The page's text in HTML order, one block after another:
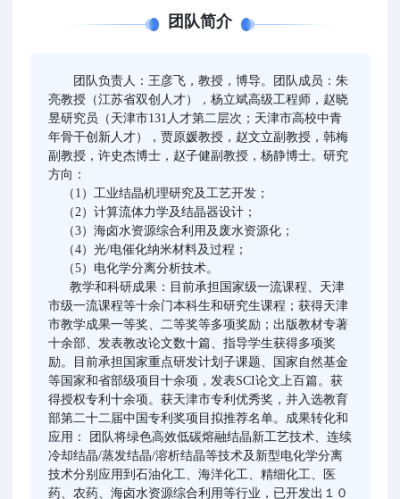
团队简介
团队负责人：王彦飞，教授，博导。团队成员：朱
亮教授（江苏省双创人才），杨立斌高级工程师，赵晓
昱研究员（天津市131人才第二层次；天津市高校中青
年骨干创新人才），贾原媛教授，赵文立副教授，韩梅
副教授，许史杰博士，赵子健副教授，杨静博士。研究
方向：
（1）工业结晶机理研究及工艺开发；
（2）计算流体力学及结晶器设计；
（3）海卤水资源综合利用及废水资源化；
（4）光/电催化纳米材料及过程；
（5）电化学分离分析技术。
教学和科研成果：目前承担国家级一流课程、天津
市级一流课程等十余门本科生和研究生课程；获得天津
市教学成果一等奖、二等奖等多项奖励；出版教材专著
十余部、发表教改论文数十篇、指导学生获得多项奖
励。目前承担国家重点研发计划子课题、国家自然基金
等国家和省部级项目十余项，发表SCI论文上百篇。获
得授权专利十余项。获天津市专利优秀奖，并入选教育
部第二十二届中国专利奖项目拟推荐名单。成果转化和
应用： 团队将绿色高效低碳熔融结晶新工艺技术、连续
冷却结晶/蒸发结晶/溶析结晶等技术及新型电化学分离
技术分别应用到石油化工、海洋化工、精细化工、医
药、农药、海卤水资源综合利用等行业，已开发出１０